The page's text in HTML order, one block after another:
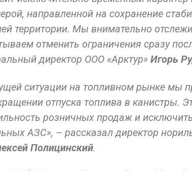
направленной на сохранение
территории. Мы внимательно
отменить ограничения сразу
директор ООО «Арктур» Игорь
ситуации на топливном рынке мы
отпуска топлива в канистры.
розничных продаж и
АЗС», – рассказал директор
Полицинский.